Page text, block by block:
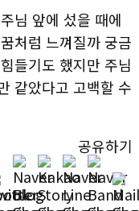
님 앞에 섰을 때에
처럼 느껴질까 궁금
들기도 했지만 주님
같았다고 고백할 수
공유하기